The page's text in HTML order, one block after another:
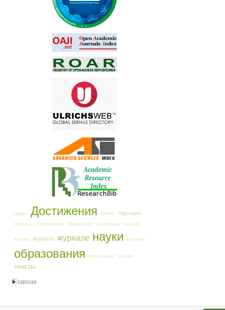
График Достижения Заявка Научные
Оргвзнос Оформление Правильное Сертификат выхода
журнал журнала журнале науки научные
образования оформление ссылок
тексты
Главная